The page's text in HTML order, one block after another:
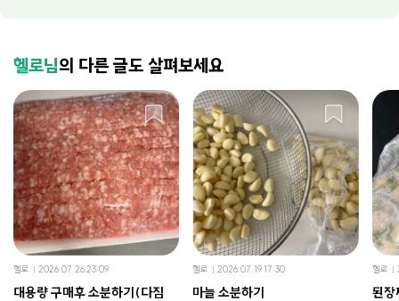
헬로님의 다른 글도 살펴보세요
헬로 2026.07.26 23:09
대용량 구매후 소분하기(다짐
헬로 2026.07.19 17:30
마늘 소분하기
헬로
된장